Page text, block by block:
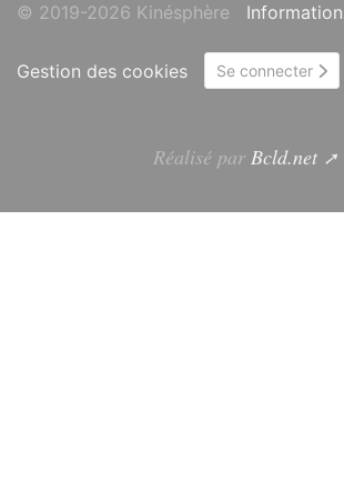
© 2019-2026 Kinésphère
Gestion des cookies Se connecter
Réalisé par Bcld.net